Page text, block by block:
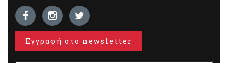
Εγγραφή στο newsletter